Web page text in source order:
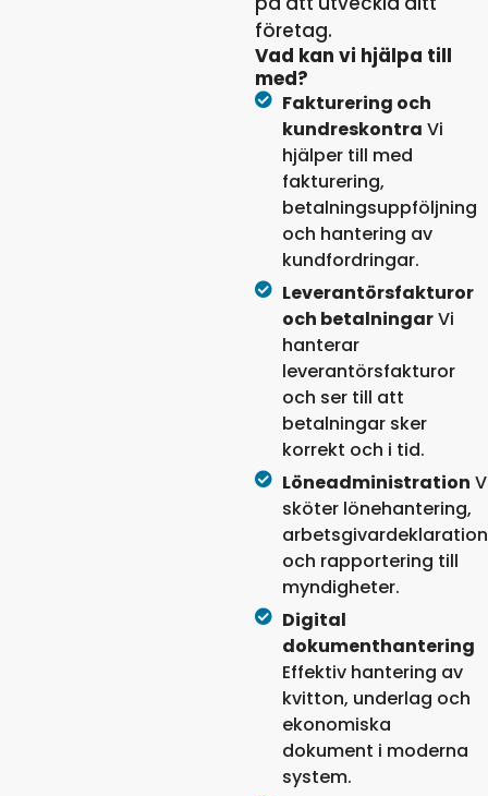
företag.
Vad kan vi hjälpa till
med?
Fakturering och
kundreskontra Vi
hjälper till med
fakturering,
betalningsuppföljning
och hantering av
kundfordringar.
Leverantörsfakturor
och betalningarVi
hanterar
leverantörsfakturor
och ser till att
betalningar sker
korrekt och i tid.
Löneadministration
sköter lönehantering,
och rapportering till
myndigheter.
Digital
dokumenthantering
Effektiv hantering av
kvitton, underlag och
ekonomiska
dokument i moderna
system.